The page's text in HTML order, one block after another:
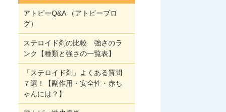
アトピーQ&A （アトピーブロ
グ）
ステロイド剤の比較 強さのラ
ンク【種類と強さの一覧表】
「ステロイド剤」よくある質問
７選！【副作用・安全性・赤ち
ゃんには？】